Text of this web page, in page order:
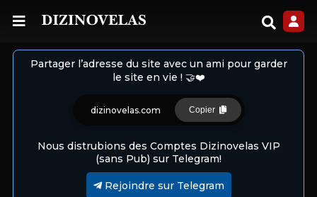
Partager l’adresse du site avec un ami pour garder
le site en vie ! 🤝❤️
dizinovelas.com Copier
Nous distrubions des Comptes Dizinovelas VIP
(sans Pub) sur Telegram!
Rejoindre sur Telegram